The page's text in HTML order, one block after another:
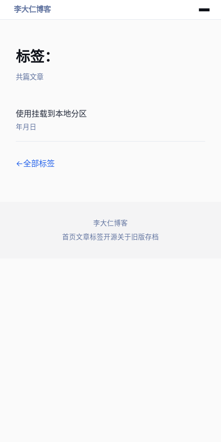
李大仁博客
标签：S3
共 1 篇文章
[CentOS] 使用s3fs-fuse挂载S3Bucket到本地分区
2018年11月9日
← 全部标签
© 2026 李大仁博客. All rights reserved.
首页文章标签开源关于 旧版存档